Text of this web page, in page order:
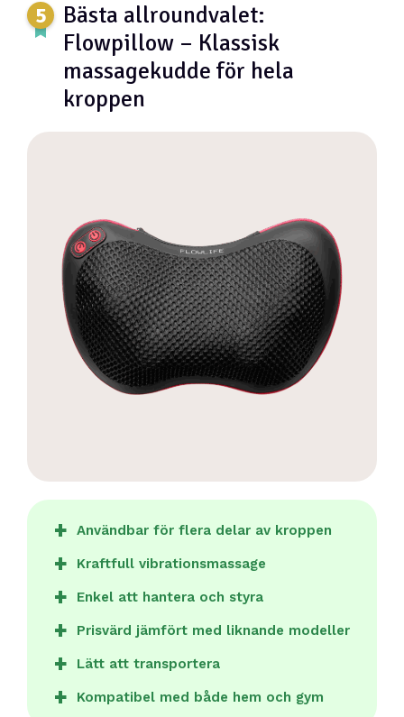
Bästa allroundvalet:
Flowpillow – Klassisk
massagekudde för hela
kroppen
Användbar för flera delar av kroppen
Kraftfull vibrationsmassage
Enkel att hantera och styra
Prisvärd jämfört med liknande modeller
Lätt att transportera
Kompatibel med både hem och gym